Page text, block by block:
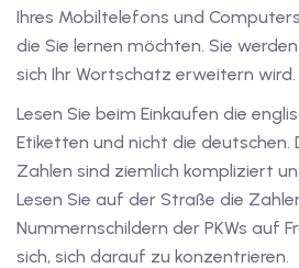
mit
B1
Deutschkurse mit
mit
Ihres Mobiltelefons und
die Sie lernen möchten. Sie
sich Ihr Wortschatz erweitern wird.
Lesen Sie beim Einkaufen die
Etiketten und nicht die deutschen.
Zahlen sind ziemlich kompliziert
Lesen Sie auf der Straße die
Nummernschildern der PKWs auf
sich, sich darauf zu konzentrieren.